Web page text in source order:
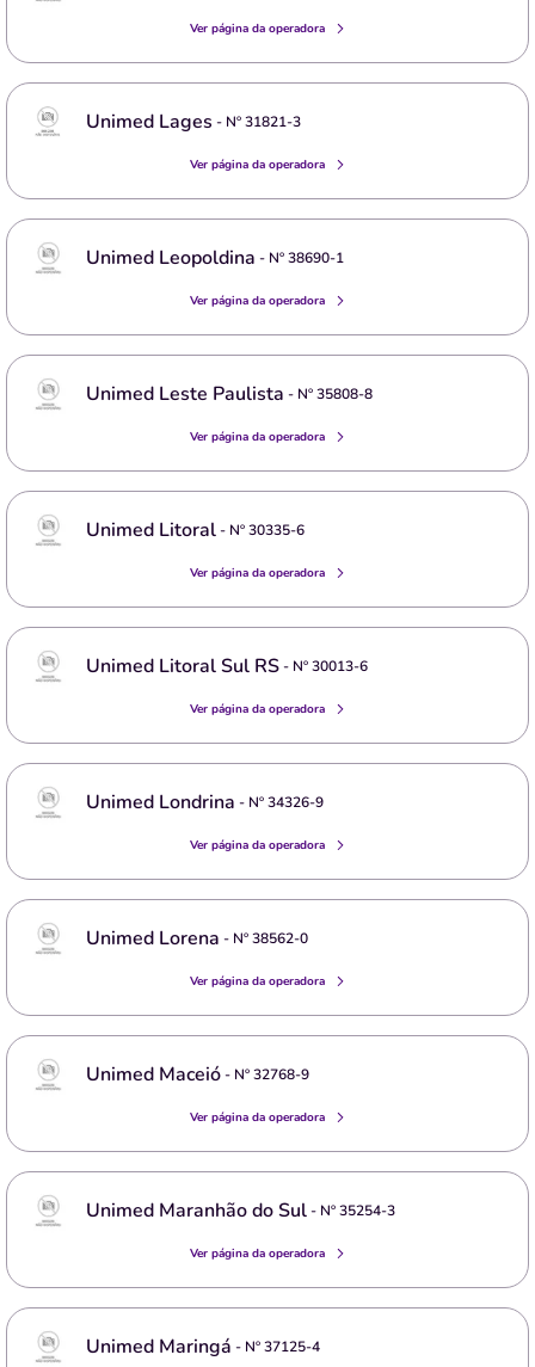
Ver página da operadora
Unimed Lages - Nº31821-3
Ver página da operadora
Unimed Leopoldina - Nº38690-1
Ver página da operadora
Unimed Leste Paulista - Nº35808-8
Ver página da operadora
Unimed Litoral- Nº30335-6
Ver página da operadora
Unimed Litoral Sul RS- Nº30013-6
Ver página da operadora
Unimed Londrina - Nº34326-9
Ver página da operadora
Unimed Lorena - Nº38562-0
Ver página da operadora
Unimed Maceió- Nº32768-9
Ver página da operadora
Unimed Maranhão do Sul- Nº35254-3
Ver página da operadora
Unimed Maringá - Nº37125-4